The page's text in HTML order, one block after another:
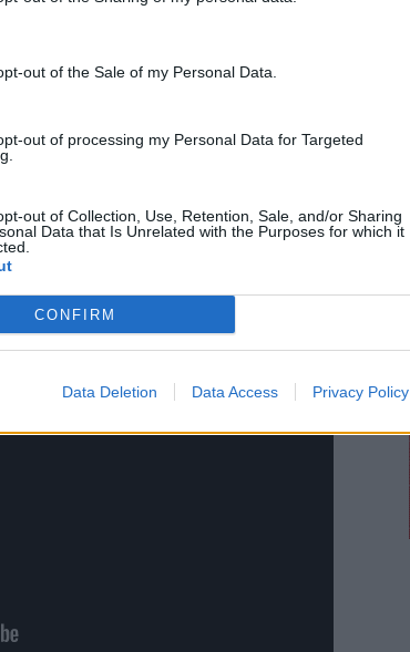
out of the Sale of my Personal Data.
out of processing my Personal Data for Targeted
out of Collection, Use, Retention, Sale, and/or Sharing
Data that Is Unrelated with the Purposes for which it
CONFIRM
Data Deletion Data Access Privacy Policy
23°-kal a horizont alatt tartózkodik.
éppen a déli horizonton tartózkodik, anélkül, hogy
amikor a Nap nem kel fel.
idején a Nap 19° magasan delel, 8,5 órát van fent.
van fent.
órát van fent.
van fent.
órát van fent. (aznap egész nap, és előtte-utána
23°-on kering.
december 21.). A Nap szinte fel sem emelkedik